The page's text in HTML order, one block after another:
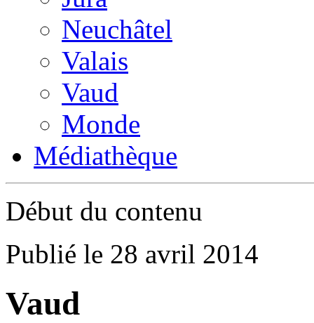
Neuchâtel
Valais
Vaud
Monde
Médiathèque
Début du contenu
Publié le 28 avril 2014
Vaud